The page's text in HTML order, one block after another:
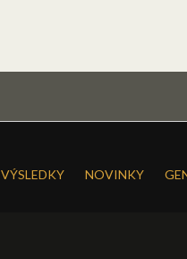
NOVINKY